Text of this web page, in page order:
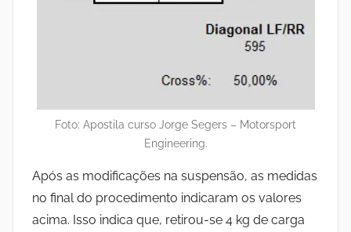
Foto: Apostila curso Jorge Segers – Motorsport
Engineering.
Após as modificações na suspensão, as medidas
no final do procedimento indicaram os valores
acima. Isso indica que, retirou-se 4 kg de carga